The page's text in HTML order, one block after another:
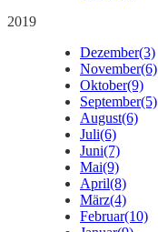
2019
Dezember(3)
November(6)
Oktober(9)
September(5)
August(6)
Juli(6)
Juni(7)
Mai(9)
April(8)
März(4)
Februar(10)